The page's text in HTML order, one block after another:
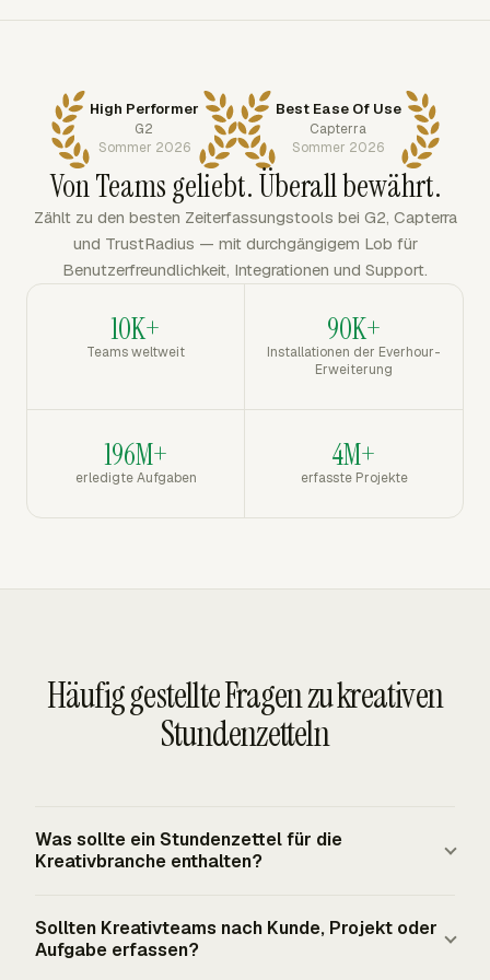
High Performer
G2
Sommer 2026
Best Ease Of Use
Capterra
Sommer 2026
Von Teams geliebt. Überall bewährt.
Zählt zu den besten Zeiterfassungstools bei G2, Capterra
und TrustRadius — mit durchgängigem Lob für
Benutzerfreundlichkeit, Integrationen und Support.
10K+
Teams weltweit
90K+
Installationen der Everhour-
Erweiterung
196M+
erledigte Aufgaben
4M+
erfasste Projekte
Häufig gestellte Fragen zu kreativen
Stundenzetteln
Was sollte ein Stundenzettel für die
Kreativbranche enthalten?
arbeitende Person, Datum, Kunde, Projekt, Aufgabe,
geleistete Stunden, Abrechenbarkeitsstatus, Notizen und
Sollten Kreativteams nach Kunde, Projekt oder
Aufgabe erfassen?